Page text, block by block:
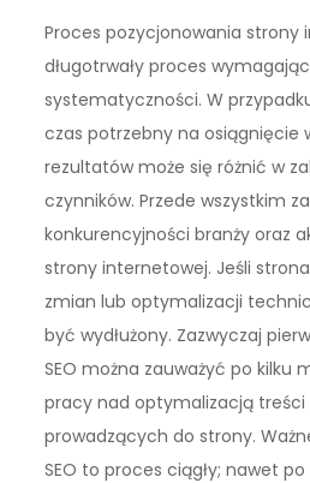
Proces pozycjonowania strony
długotrwały proces
systematyczności. W
czas potrzebny na osiągnięcie
rezultatów może się różnić w
czynników. Przede wszystkim
konkurencyjności branży oraz
strony internetowej. Jeśli
zmian lub optymalizacji
być wydłużony. Zazwyczaj
SEO można zauważyć po kilku
pracy nad optymalizacją treści
prowadzących do strony.
SEO to proces ciągły; nawet